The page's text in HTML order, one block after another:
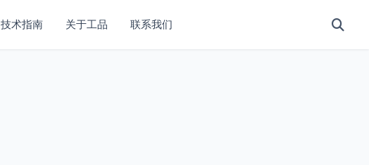
技术指南 关于工品 联系我们